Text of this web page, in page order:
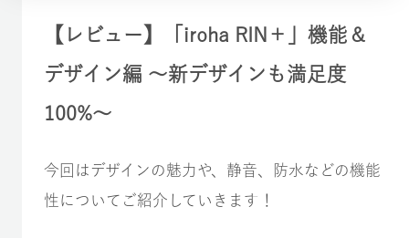
【レビュー】「iroha RIN＋」機能＆
デザイン編 〜新デザインも満足度
100%〜
今回はデザインの魅力や、静音、防水などの機能
性についてご紹介していきます！